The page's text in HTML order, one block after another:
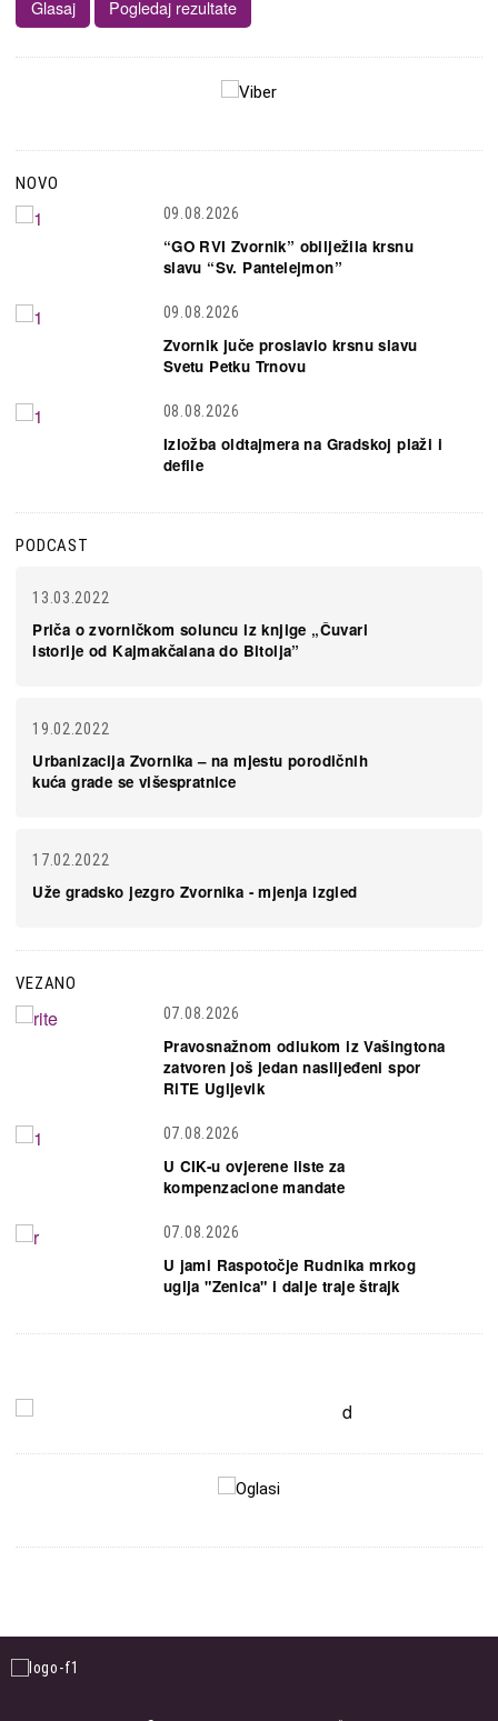
NOVO
09.08.2026
“GO RVI Zvornik” obilježila krsnu
slavu “Sv. Pantelejmon”
09.08.2026
Zvornik juče proslavio krsnu slavu
Svetu Petku Trnovu
08.08.2026
Izložba oldtajmera na Gradskoj plaži i
defile
PODCAST
13.03.2022
Priča o zvorničkom soluncu iz knjige „Čuvari
istorije od Kajmakčalana do Bitolja”
19.02.2022
Urbanizacija Zvornika – na mjestu porodičnih
kuća grade se višespratnice
17.02.2022
Uže gradsko jezgro Zvornika - mjenja izgled
VEZANO
07.08.2026
Pravosnažnom odlukom iz Vašingtona
zatvoren još jedan naslijeđeni spor
RiTE Ugljevik
07.08.2026
U CIK-u ovjerene liste za
kompenzacione mandate
07.08.2026
U jami Raspotočje Rudnika mrkog
uglja "Zenica" i dalje traje štrajk
Slika